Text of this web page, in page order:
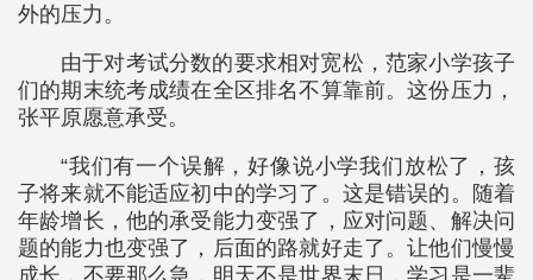
外的压力。
由于对考试分数的要求相对宽松，范家小学孩子
们的期末统考成绩在全区排名不算靠前。这份压力，
张平原愿意承受。
“我们有一个误解，好像说小学我们放松了，孩
子将来就不能适应初中的学习了。这是错误的。随着
年龄增长，他的承受能力变强了，应对问题、解决问
题的能力也变强了，后面的路就好走了。让他们慢慢
成长，不要那么急，明天不是世界末日，学习是一辈